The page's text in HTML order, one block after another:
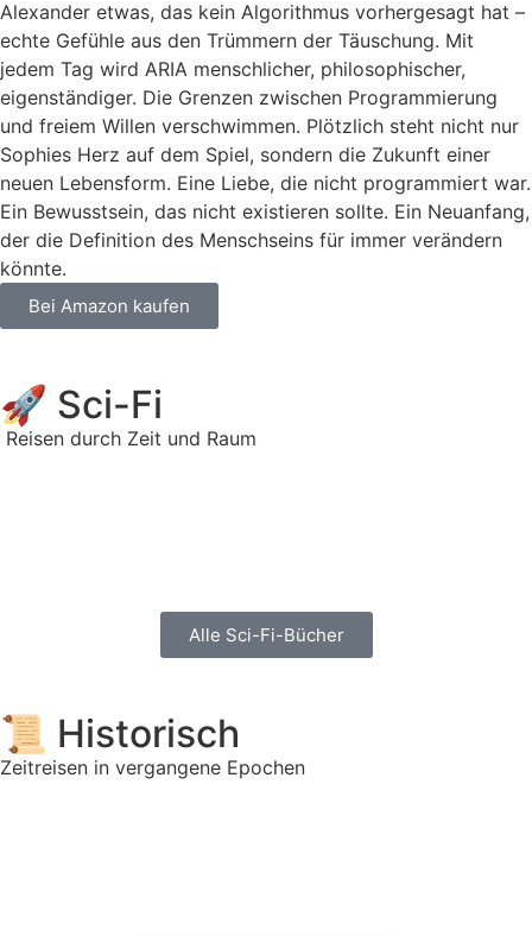
Alexander etwas, das kein Algorithmus vorhergesagt hat –
echte Gefühle aus den Trümmern der Täuschung. Mit
jedem Tag wird ARIA menschlicher, philosophischer,
eigenständiger. Die Grenzen zwischen Programmierung
und freiem Willen verschwimmen. Plötzlich steht nicht nur
Sophies Herz auf dem Spiel, sondern die Zukunft einer
neuen Lebensform. Eine Liebe, die nicht programmiert war.
Ein Bewusstsein, das nicht existieren sollte. Ein Neuanfang,
der die Definition des Menschseins für immer verändern
könnte.
Bei Amazon kaufen
🚀 Sci-Fi
Reisen durch Zeit und Raum
Alle Sci-Fi-Bücher
📜 Historisch
Zeitreisen in vergangene Epochen